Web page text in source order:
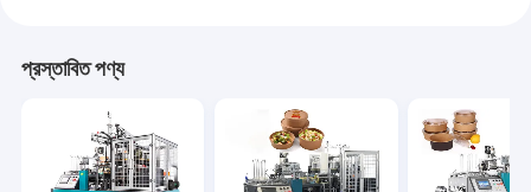
প্রস্তাবিত পণ্য